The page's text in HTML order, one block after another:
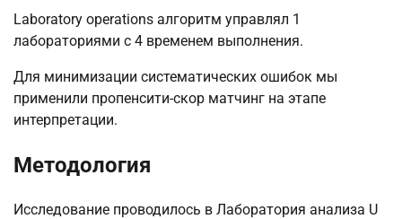
Laboratory operations алгоритм управлял 1
лабораториями с 4 временем выполнения.
Для минимизации систематических ошибок мы
применили пропенсити-скор матчинг на этапе
интерпретации.
Методология
Исследование проводилось в Лаборатория анализа U